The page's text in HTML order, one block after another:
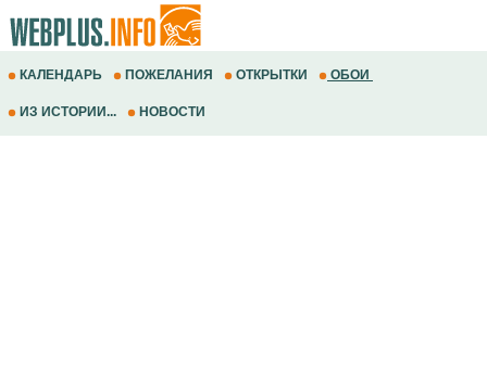
КАЛЕНДАРЬ ПОЖЕЛАНИЯ ОТКРЫТКИ ОБОИ
ИЗ ИСТОРИИ... НОВОСТИ